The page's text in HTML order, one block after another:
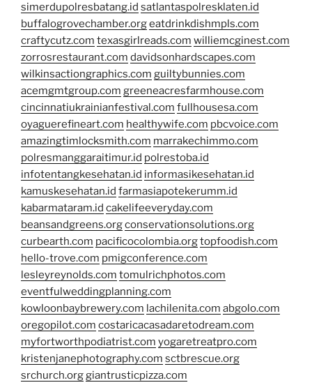
simerdupolresbatang.id satlantaspolresklaten.id
buffalogrovechamber.orgeatdrinkdishmpls.com
craftycutz.com texasgirlreads.com williemcginest.com
zorrosrestaurant.com davidsonhardscapes.com
wilkinsactiongraphics.com guiltybunnies.com
acemgmtgroup.com greeneacresfarmhouse.com
cincinnatiukrainianfestival.com fullhousesa.com
oyaguerefineart.com healthywife.com pbcvoice.com
amazingtimlocksmith.com marrakechimmo.com
polresmanggaraitimur.id polrestoba.id
infotentangkesehatan.id informasikesehatan.id
kamuskesehatan.id farmasiapotekerumm.id
kabarmataram.id cakelifeeveryday.com
beansandgreens.orgconservationsolutions.org
curbearth.com pacificocolombia.orgtopfoodish.com
hello-trove.com pmigconference.com
lesleyreynolds.com tomulrichphotos.com
eventfulweddingplanning.com
kowloonbaybrewery.com lachilenita.com abgolo.com
oregopilot.com costaricacasadaretodream.com
myfortworthpodiatrist.com yogaretreatpro.com
kristenjanephotography.com sctbrescue.org
srchurch.orggiantrusticpizza.com